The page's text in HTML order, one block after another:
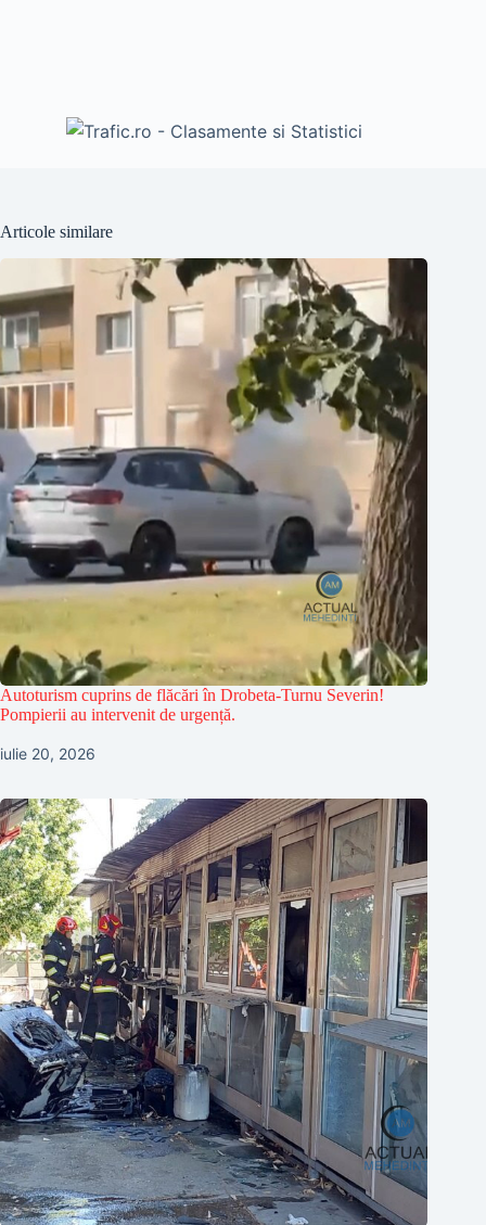
Articole similare
Autoturism cuprins de flăcări în Drobeta-Turnu Severin!
Pompierii au intervenit de urgență.
iulie 20, 2026